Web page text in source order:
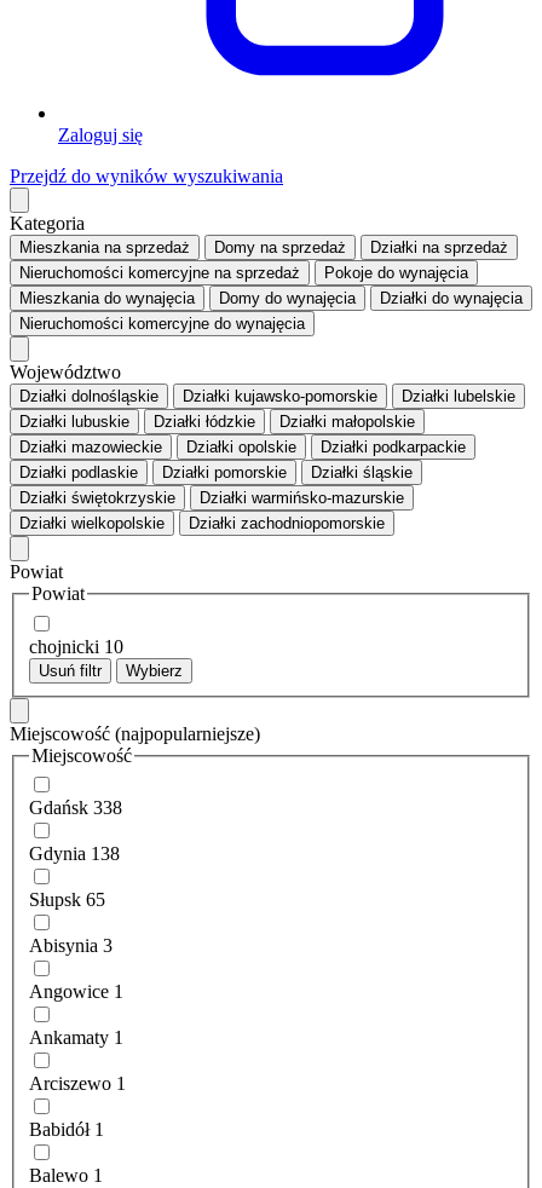
Zaloguj się
Przejdź do wyników wyszukiwania
Kategoria
Mieszkaniana sprzedaż Domy na sprzedaż Działki na sprzedaż
Nieruchomości komercyjne na sprzedaż Pokoje do wynajęcia
Mieszkaniado wynajęcia Domy do wynajęcia Działki do wynajęcia
Nieruchomości komercyjne do wynajęcia
Województwo
Działki dolnośląskie Działki kujawsko-pomorskie
Działki lubelskie
Działki lubuskie
Działki łódzkie
Działki małopolskie
Działki mazowieckie
Działki opolskie
Działki podkarpackie
Działki podlaskie
Działki pomorskie
Działki śląskie
Działki świętokrzyskie
Działki warmińsko-mazurskie
Działki wielkopolskie
Działki zachodniopomorskie
Powiat
Powiat
chojnicki 10
Usuń filtr Wybierz
Miejscowość (najpopularniejsze)
Miejscowość
Gdańsk 338
Gdynia 138
Słupsk 65
Abisynia 3
Angowice 1
Ankamaty 1
Arciszewo 1
Babidół 1
Balewo 1